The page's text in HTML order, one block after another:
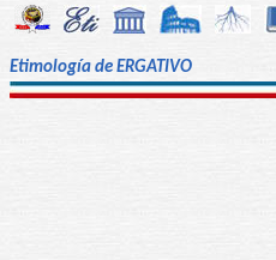
Etimología de ERGATIVO